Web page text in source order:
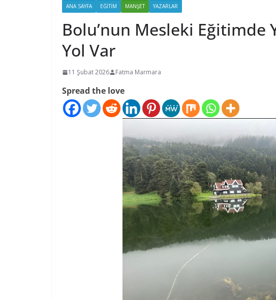
ANA SAYFA EĞİTİM MANŞET YAZARLAR
Bolu’nun Mesleki Eğitimde
Yol Var
11 Şubat 2026 Fatma Marmara
Spread the love